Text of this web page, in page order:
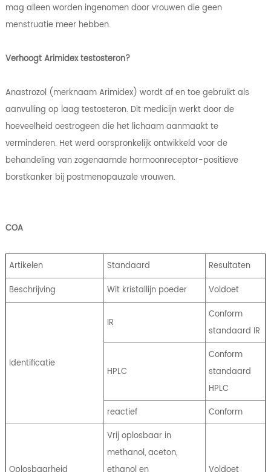
mag alleen worden ingenomen door vrouwen die geen
menstruatie meer hebben.
Verhoogt Arimidex testosteron?
Anastrozol (merknaam Arimidex) wordt af en toe gebruikt als
aanvulling op laag testosteron. Dit medicijn werkt door de
hoeveelheid oestrogeen die het lichaam aanmaakt te
verminderen. Het werd oorspronkelijk ontwikkeld voor de
behandeling van zogenaamde hormoonreceptor-positieve
borstkanker bij postmenopauzale vrouwen.
COA
Artikelen Standaard
Resultaten
Beschrijving
Wit kristallijn poeder Voldoet
Identificatie
IR
Conform
standaard IR
HPLC
Conform
standaard
HPLC
reactief
Conform
Vrij oplosbaar in
methanol, aceton,